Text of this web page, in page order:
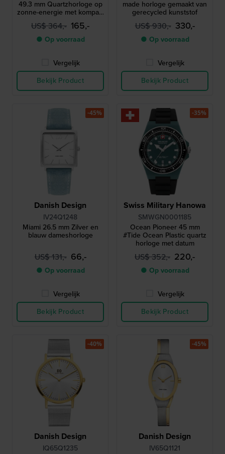
49.3 mm Quartzhorloge op
zonne-energie met kompas,
barometer, thermometer en
hoogtemeter
US$ 364,- 165,-
● Op voorraad
Vergelijk
Bekijk Product
made horloge gemaakt van
gerecycled kunststof
US$ 930,- 330,-
● Op voorraad
Vergelijk
Bekijk Product
Danish Design
IV24Q1248
Miami 26.5 mm Zilver en
blauw dameshorloge
US$ 131,- 66,-
● Op voorraad
Vergelijk
Bekijk Product
-45%
Swiss Military Hanowa
SMWGN0001185
Ocean Pioneer 45 mm
#Tide Ocean Plastic quartz
horloge met datum
US$ 352,- 220,-
● Op voorraad
Vergelijk
Bekijk Product
-35%
Danish Design
IQ65Q1235
-40%
Danish Design
IV65Q1121
-45%